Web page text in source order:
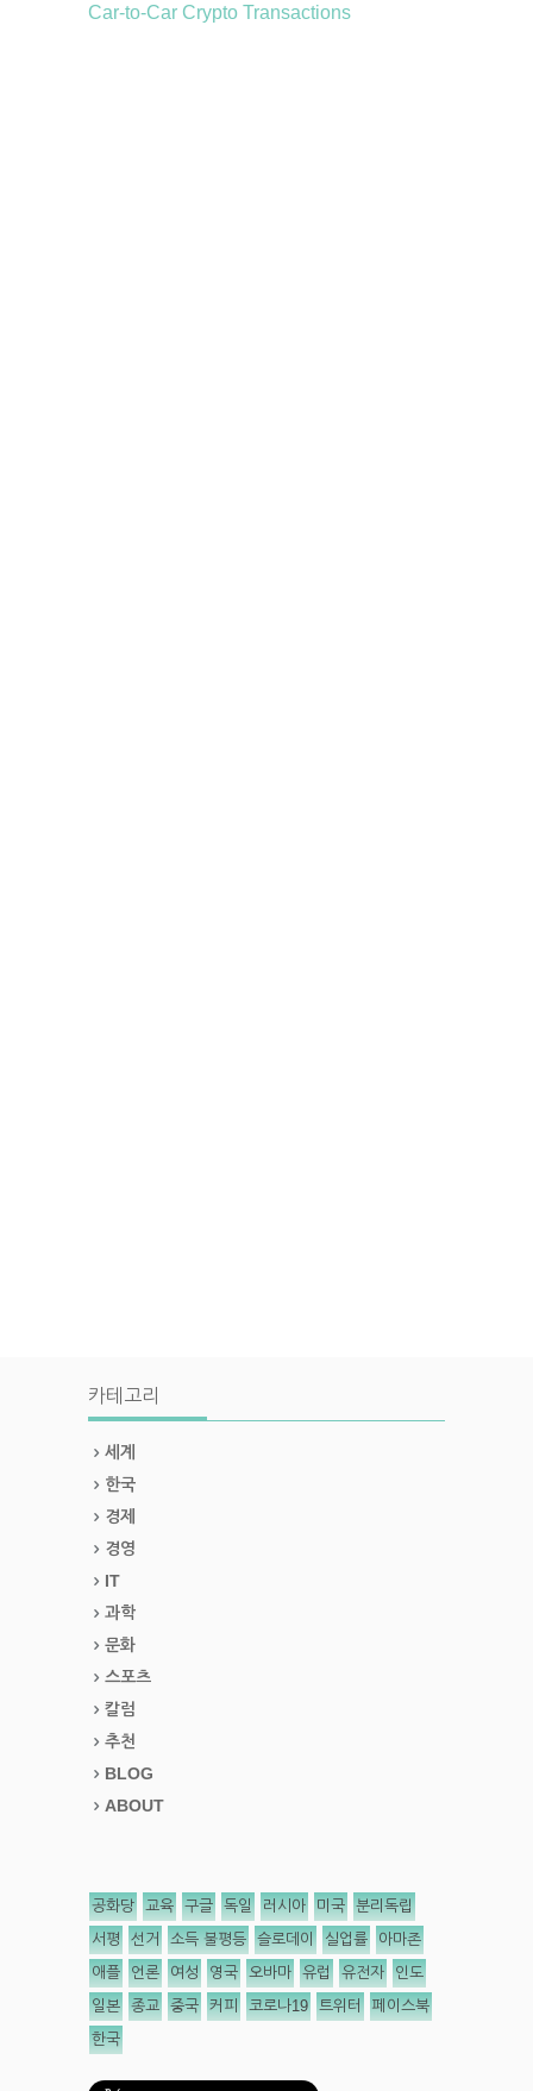
Car-to-Car Crypto Transactions
카테고리
세계
한국
경제
경영
IT
과학
문화
스포츠
칼럼
추천
BLOG
ABOUT
공화당 교육 구글 독일 러시아 미국 분리독립
서평 선거 소득 불평등 슬로데이 실업률 아마존
애플 언론 여성 영국 오바마 유럽 유전자 인도
일본 종교 중국 커피 코로나19 트위터 페이스북
한국